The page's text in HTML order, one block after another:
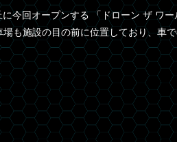
今回オープンする 「ドローン ザ ワ
も施設の目の前に位置しており、車で